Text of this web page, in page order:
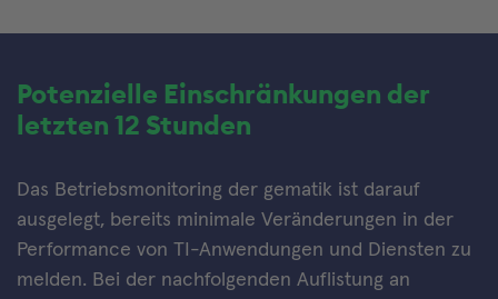
Potenzielle Einschränkungen der
letzten 12 Stunden
Das Betriebsmonitoring der gematik ist darauf
ausgelegt, bereits minimale Veränderungen in der
Performance von TI-Anwendungen und Diensten zu
melden. Bei der nachfolgenden Auflistung an